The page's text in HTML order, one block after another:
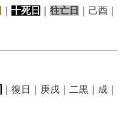
十死日 往亡日
｜己酉｜
｜復日｜庚戌｜二黒｜成｜